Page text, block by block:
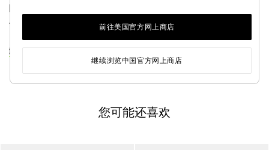
的无限向往。可调节可拆卸双肩带，支持手提、肩背
与斜挎，满足日常多元搭配需求。
浏览LE PLIAGE XTRA系列
您可能还喜欢
前往美国官方网上商店
继续浏览中国官方网上商店